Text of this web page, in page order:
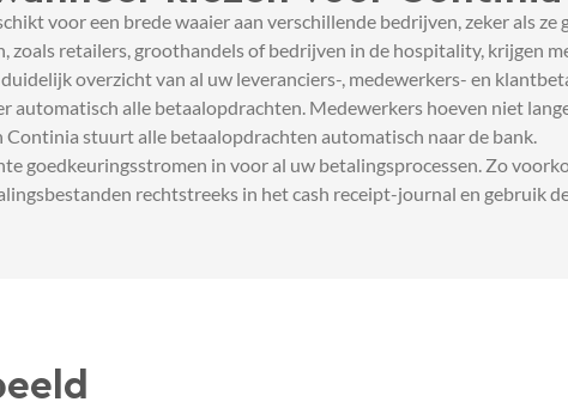
voor een brede waaier aan verschillende bedrijven, zeker als
zoals retailers, groothandels of bedrijven in de hospitality, krijgen
overzicht van al uw leveranciers-, medewerkers- en
automatisch alle betaalopdrachten. Medewerkers hoeven niet
Continia stuurt alle betaalopdrachten automatisch naar de bank.
goedkeuringsstromen in voor al uw betalingsprocessen. Zo
rechtstreeks in het cash receipt-journal en gebruik